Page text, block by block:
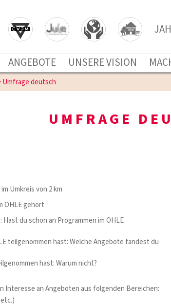
ANGEBOTE UNSERE VISION
Umfrage deutsch
UMFRAGE
Umkreis von 2 km
OHLE gehört
du schon an Programmen im OHLE
teilgenommen hast: Welche Angebote fandest du
hast: Warum nicht?
Interesse an Angeboten aus folgenden Bereichen: